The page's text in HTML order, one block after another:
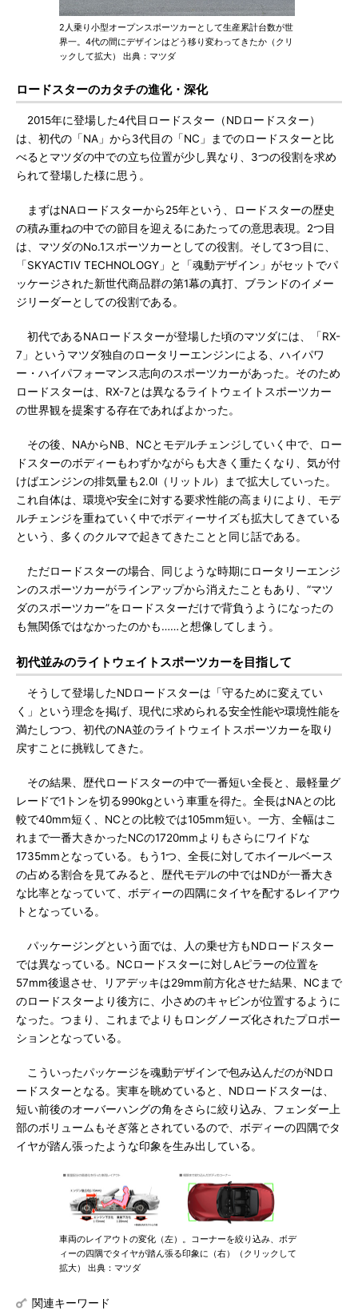
2人乗り小型オープンスポーツカーとして生産累計台数が世
界一。4代の間にデザインはどう移り変わってきたか（クリ
ックして拡大） 出典：マツダ
ロードスターのカタチの進化・深化
2015年に登場した4代目ロードスター（NDロードスター）
は、初代の「NA」から3代目の「NC」までのロードスターと比
べるとマツダの中での立ち位置が少し異なり、3つの役割を求め
られて登場した様に思う。
まずはNAロードスターから25年という、ロードスターの歴史
の積み重ねの中での節目を迎えるにあたっての意思表現。2つ目
は、マツダのNo.1スポーツカーとしての役割。そして3つ目に、
「SKYACTIV TECHNOLOGY」と「魂動デザイン」がセットでパ
ッケージされた新世代商品群の第1幕の真打、ブランドのイメー
ジリーダーとしての役割である。
初代であるNAロードスターが登場した頃のマツダには、「RX-
7」というマツダ独自のロータリーエンジンによる、ハイパワ
ー・ハイパフォーマンス志向のスポーツカーがあった。そのため
ロードスターは、RX-7とは異なるライトウェイトスポーツカー
の世界観を提案する存在であればよかった。
その後、NAからNB、NCとモデルチェンジしていく中で、ロー
ドスターのボディーもわずかながらも大きく重たくなり、気が付
けばエンジンの排気量も2.0l（リットル）まで拡大していった。
これ自体は、環境や安全に対する要求性能の高まりにより、モデ
ルチェンジを重ねていく中でボディーサイズも拡大してきている
という、多くのクルマで起きてきたことと同じ話である。
ただロードスターの場合、同じような時期にロータリーエンジ
ンのスポーツカーがラインアップから消えたこともあり、“マツ
ダのスポーツカー”をロードスターだけで背負うようになったの
も無関係ではなかったのかも……と想像してしまう。
初代並みのライトウェイトスポーツカーを目指して
そうして登場したNDロードスターは「守るために変えてい
く」という理念を掲げ、現代に求められる安全性能や環境性能を
満たしつつ、初代のNA並のライトウェイトスポーツカーを取り
戻すことに挑戦してきた。
その結果、歴代ロードスターの中で一番短い全長と、最軽量グ
レードで1トンを切る990kgという車重を得た。全長はNAとの比
較で40mm短く、NCとの比較では105mm短い。一方、全幅はこ
れまで一番大きかったNCの1720mmよりもさらにワイドな
1735mmとなっている。もう1つ、全長に対してホイールベース
の占める割合を見てみると、歴代モデルの中ではNDが一番大き
な比率となっていて、ボディーの四隅にタイヤを配するレイアウ
トとなっている。
パッケージングという面では、人の乗せ方もNDロードスター
では異なっている。NCロードスターに対しAピラーの位置を
57mm後退させ、リアデッキは29mm前方化させた結果、NCまで
のロードスターより後方に、小さめのキャビンが位置するように
なった。つまり、これまでよりもロングノーズ化されたプロポー
ションとなっている。
こういったパッケージを魂動デザインで包み込んだのがNDロ
ードスターとなる。実車を眺めていると、NDロードスターは、
短い前後のオーバーハングの角をさらに絞り込み、フェンダー上
部のボリュームもそぎ落とされているので、ボディーの四隅でタ
イヤが踏ん張ったような印象を生み出している。
車両のレイアウトの変化（左）。コーナーを絞り込み、ボデ
ィーの四隅でタイヤが踏ん張る印象に（右）（クリックして
拡大） 出典：マツダ
関連キーワード